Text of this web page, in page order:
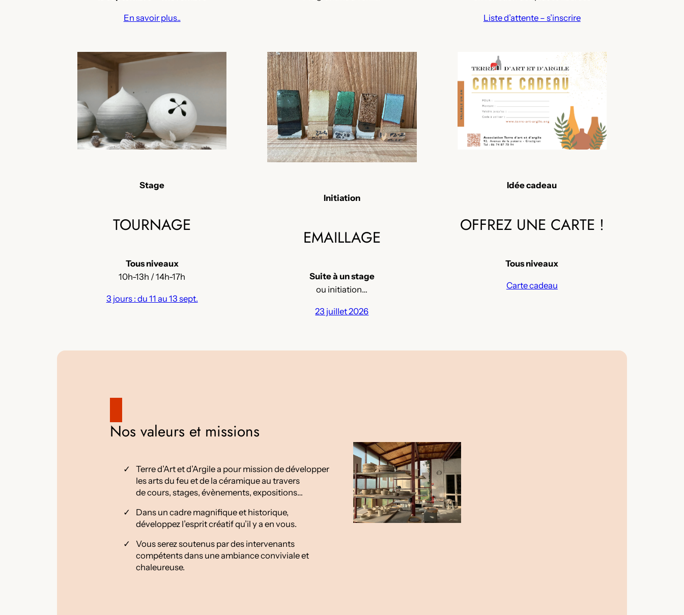
En savoir plus.. Liste d’attente – s’inscrire
Stage
TOURNAGE
Tous niveaux
10h-13h / 14h-17h
3 jours : du 11 au 13 sept.
Initiation
EMAILLAGE
Suite à un stage
ou initiation…
23 juillet 2026
Idée cadeau
OFFREZ UNE CARTE !
Tous niveaux
Carte cadeau
Nos valeurs et missions
Terre d’Art et d’Argile a pour mission de développer
les arts du feu et de la céramique au travers
de cours, stages, évènements, expositions…
Dans un cadre magnifique et historique,
développez l’esprit créatif qu’il y a en vous.
Vous serez soutenus par des intervenants
compétents dans une ambiance conviviale et
chaleureuse.